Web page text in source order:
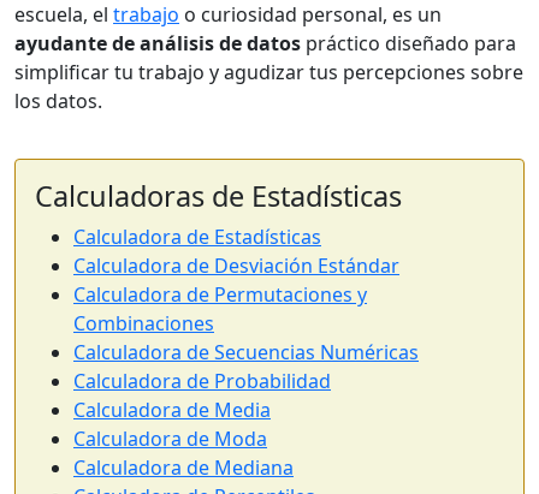
escuela, el trabajo o curiosidad personal, es un
ayudante de análisis de datos práctico diseñado para
simplificar tu trabajo y agudizar tus percepciones sobre
los datos.
Calculadoras de Estadísticas
Calculadora de Estadísticas
Calculadora de Desviación Estándar
Calculadora de Permutaciones y
Combinaciones
Calculadora de Secuencias Numéricas
Calculadora de Probabilidad
Calculadora de Media
Calculadora de Moda
Calculadora de Mediana